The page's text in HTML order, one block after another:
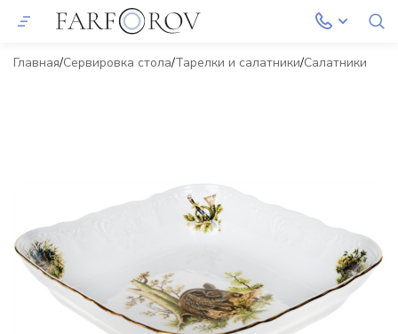
Главная Сервировка стола Тарелки и салатники Салатники